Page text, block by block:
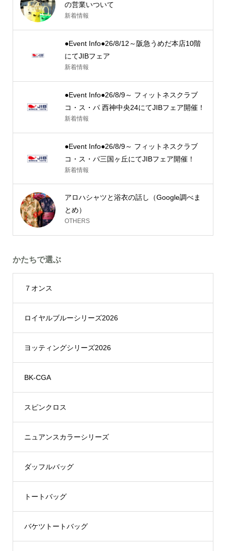
の営業いついて
新着情報
●Event Info●26/8/12～阪急うめだ本店10階
にてJIBフェア
新着情報
●Event Info●26/8/9～ フィットネスクラブ
コ・ス・パ 西神中央24にてJIBフェア開催！
新着情報
●Event Info●26/8/9～ フィットネスクラブ
コ・ス・パ三国ヶ丘にてJIBフェア開催！
新着情報
アロハシャツと浴衣の話し（Google調べま
とめ）
OTHERS
かたちで選ぶ
７オンス
ロイヤルブルーシリーズ2026
ヨッティングシリーズ2026
BK-CGA
スピンクロス
ニュアンスカラーシリーズ
ダッフルバッグ
トートバッグ
バケツトートバッグ